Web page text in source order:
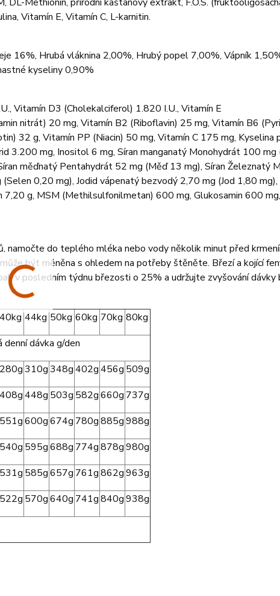
Vitamín E, Vitamín C, L-karnitin.
16%, Hrubá vláknina 2,00%, Hrubý popel 7,00%, Vápník
kyseliny 0,90%
Vitamín D3 (Cholekalciferol) 1.820 I.U., Vitamín E
nitrát) 20 mg, Vitamín B2 (Riboflavin) 25 mg, Vitamín B6
32 g, Vitamín PP (Niacin) 50 mg, Vitamín C 175 mg, Kyselina
3.200 mg, Inositol 6 mg, Síran manganatý Monohydrát 100 mg
měďnatý Pentahydrát 52 mg (Měď 13 mg), Síran Železnatý
0,20 mg), Jodid vápenatý bezvodý 2,70 mg (Jod 1,80
g, MSM (Methilsulfonilmetan) 600 mg, Glukosamin 600
do teplého mléka nebo vody několik minut před
být měněna s ohledem na potřeby štěněte. Březí a kojící
v posledním týdnu březosti o 25% a udržujte zvyšování
40kg 44kg 50kg 60kg 70kg 80kg
denní dávka g/den
280g310g348g402g456g 509g
408g448g 503g 582g660g 737g
551g600g674g 780g885g988g
540g 595g688g 774g878g980g
531g 585g657g 761g862g963g
522g 570g640g 741g840g938g